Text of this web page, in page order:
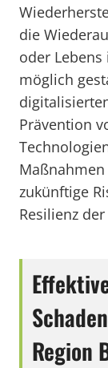
die
oder
möglich
Prävention
zukünftige
Resilienz
Region